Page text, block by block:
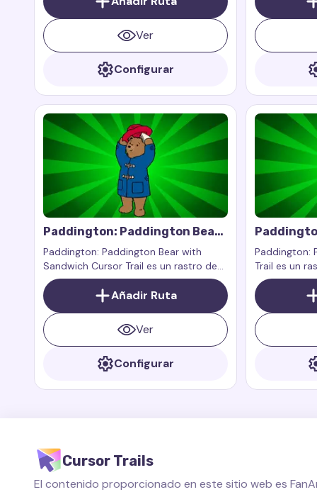
gracia y aventuras a tu pantalla con el
querido dragón Furia Nocturna
Ver
Configurar
por la
que el
Paddington: Paddington Bear
With Sandwich Cursor Trail
Paddington: Paddington Bear with
Sandwich Cursor Trail es un rastro de
cursor personalizado inspirado en el
famoso personaje Paddington, el oso
de Perú de los libros y películas
animadas Paddington
Añadir Ruta
Ver
Configurar
Cursor
Paddington:
Trail es un
Paddington,
se ha
muchos
libros y
Cursor Trails
El contenido proporcionado en este sitio web es